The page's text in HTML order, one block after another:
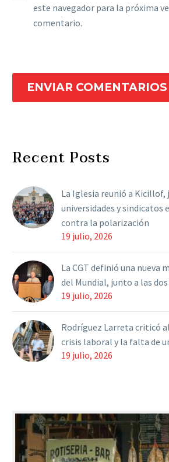
este navegador para la próxima
comentario.
ENVIAR COMENTARIOS
Recent Posts
La Iglesia reunió a Kicillof,
universidades y sindicatos
contra la polarización
19 julio, 2026
La CGT definió una nueva
del Mundial, junto a las dos
19 julio, 2026
Rodríguez Larreta criticó
crisis laboral y la falta de
19 julio, 2026